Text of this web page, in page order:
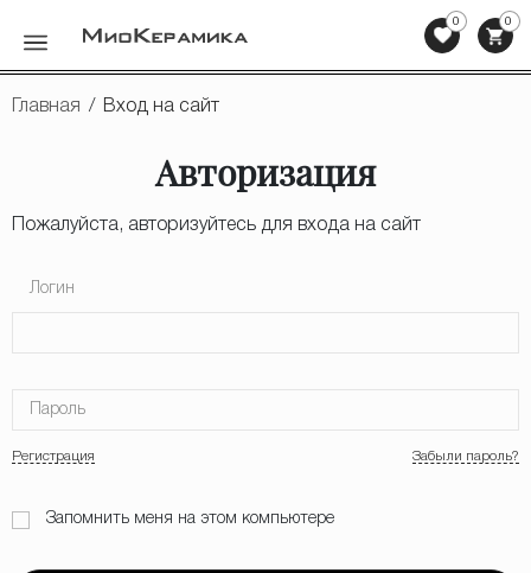
Сопутствующие товары
Мебель для ванных комнат
Сантехника
0 0
Главная / Вход на сайт
Авторизация
Пожалуйста, авторизуйтесь для входа на сайт
Логин
Пароль
Регистрация Забыли пароль?
Запомнить меня на этом компьютере